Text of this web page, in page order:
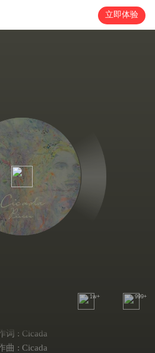
立即体验
1w+ 999+
词 : Cicada
曲 : Cicada